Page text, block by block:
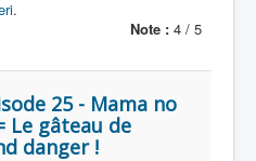
.
Note : 4 / 5
25 - Mama no
Le gâteau de
danger !